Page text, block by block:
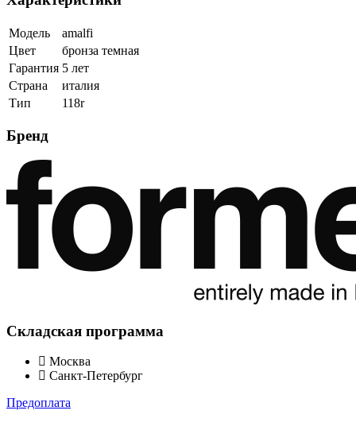
Модель
amalfi
Цвет
бронза темная
Гарантия 5 лет
Страна
италия
Тип
118r
Бренд
Складская программа
Москва
Санкт-Петербург
Предоплата